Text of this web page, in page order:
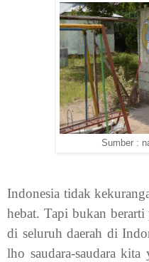
Sumber :
Indonesia tidak
hebat. Tapi bukan
di seluruh daerah di
lho saudara-saudara